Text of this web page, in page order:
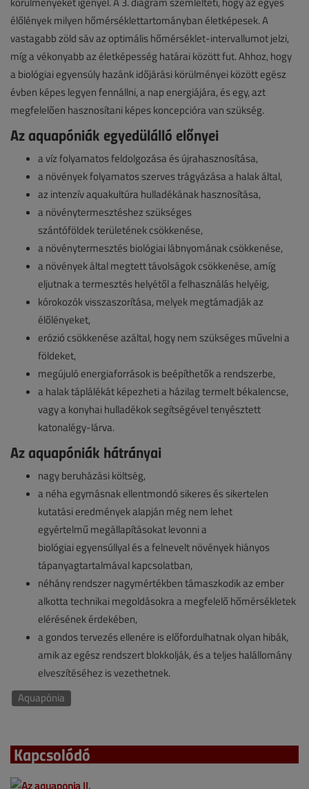
élőlények milyen hőmérséklettartományban életképesek. A
vastagabb zöld sáv az optimális hőmérséklet-intervallumot jelzi,
míg a vékonyabb az életképesség határai között fut. Ahhoz, hogy
a biológiai egyensúly hazánk időjárási körülményei között egész
évben képes legyen fennállni, a nap energiájára, és egy, azt
megfelelően hasznosítani képes koncepcióra van szükség.
Az aquapóniák egyedülálló előnyei
a víz folyamatos feldolgozása és újrahasznosítása,
a növények folyamatos szerves trágyázása a halak által,
az intenzív aquakultúra hulladékának hasznosítása,
a növénytermesztéshez szükséges
szántóföldek területének csökkenése,
a növénytermesztés biológiai lábnyomának csökkenése,
a növények által megtett távolságok csökkenése, amíg
eljutnak a termesztés helyétől a felhasználás helyéig,
kórokozók visszaszorítása, melyek megtámadják az
élőlényeket,
erózió csökkenése azáltal, hogy nem szükséges művelni a
földeket,
megújuló energiaforrások is beépíthetők a rendszerbe,
a halak táplálékát képezheti a házilag termelt békalencse,
vagy a konyhai hulladékok segítségével tenyésztett
katonalégy-lárva.
Az aquapóniák hátrányai
nagy beruházási költség,
a néha egymásnak ellentmondó sikeres és sikertelen
kutatási eredmények alapján még nem lehet
egyértelmű megállapításokat levonni a
biológiai egyensúllyal és a felnevelt növények hiányos
tápanyagtartalmával kapcsolatban,
néhány rendszer nagymértékben támaszkodik az ember
alkotta technikai megoldásokra a megfelelő hőmérsékletek
elérésének érdekében,
a gondos tervezés ellenére is előfordulhatnak olyan hibák,
amik az egész rendszert blokkolják, és a teljes halállomány
elveszítéséhez is vezethetnek.
Aquapónia
Kapcsolódó